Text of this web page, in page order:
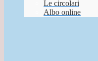
Le circolari
Albo online